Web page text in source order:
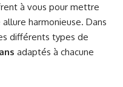
à vous pour mettre
harmonieuse. Dans
différents types de
adaptés à chacune